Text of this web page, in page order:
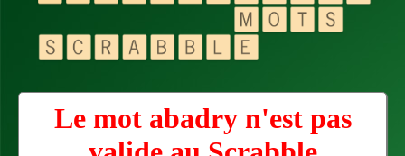
Le mot abadry n'est pas